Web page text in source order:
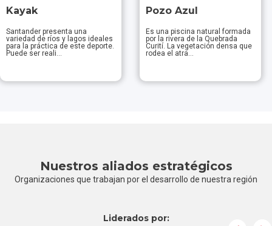
Kayak
Santander presenta una
variedad de ríos y lagos ideales
para la práctica de este deporte.
Puede ser reali...
Pozo Azul
Es una piscina natural formada
por la rivera de la Quebrada
Curití. La vegetación densa que
rodea el atra...
Nuestros aliados estratégicos
Organizaciones que trabajan por el desarrollo de nuestra región
Liderados por: